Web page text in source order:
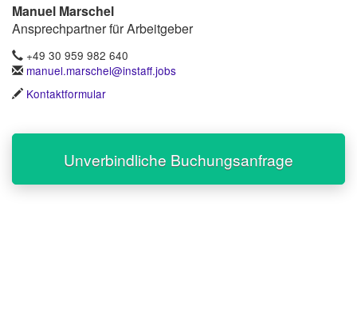
Manuel Marschel
Ansprechpartner für Arbeitgeber
+49 30 959 982 640
manuel.marschel@instaff.jobs
Kontaktformular
Unverbindliche Buchungsanfrage